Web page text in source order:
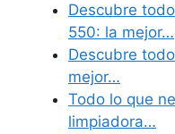
Descubre
550: la mejor…
Descubre
mejor…
Todo lo que
limpiadora…